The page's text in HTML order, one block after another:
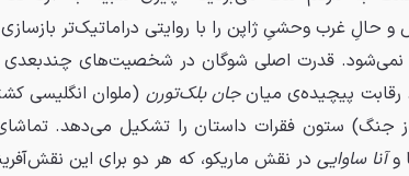
غرب وحشیِ ژاپن را با روایتی دراماتیک‌تر
نمی‌شود. قدرت اصلی شوگان در شخصیت‌های چندبعدی
رقابت پیچیده‌ی میانجان بلک‌تورن (ملوان انگلیسی
از جنگ) ستون فقرات داستان را تشکیل می‌دهد.
وآنا ساواییدر نقش ماریکو، که هر دو برای این